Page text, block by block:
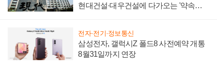
현대건설·대우건설에 다가오는 '약속의
전자·전기·정보통신
삼성전자, 갤럭시Z 폴드8 사전예약 개통
8월31일까지 연장